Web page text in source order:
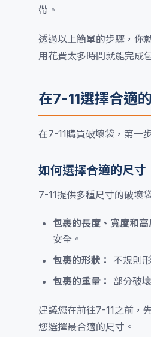
帶。
透過以上簡單的步驟，你
用花費太多時間就能完成
在7-11選擇合適
在7-11購買破壞袋，第一
如何選擇合適的尺寸
7-11提供多種尺寸的破壞
包裹的長度、寬度和高
安全。
包裹的形狀：
不規則
包裹的重量： 部分破
建議您在前往7-11之前，
您選擇最合適的尺寸。